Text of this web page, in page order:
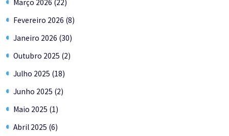
Março 2026 (22)
Fevereiro 2026 (8)
Janeiro 2026 (30)
Outubro 2025 (2)
Julho 2025 (18)
Junho 2025 (2)
Maio 2025 (1)
Abril 2025 (6)